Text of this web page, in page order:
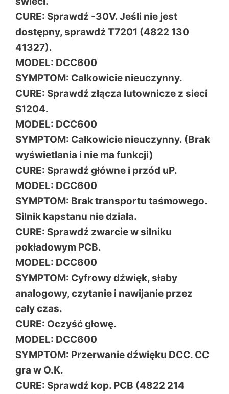
CURE: Sprawdź -30V. Jeśli nie jest
dostępny, sprawdź T7201 (4822 130
41327).
MODEL: DCC600
SYMPTOM: Całkowicie nieuczynny.
CURE: Sprawdź złącza lutownicze z sieci
S1204.
MODEL: DCC600
SYMPTOM: Całkowicie nieuczynny. (Brak
wyświetlania i nie ma funkcji)
CURE: Sprawdź główne i przód uP.
MODEL: DCC600
SYMPTOM: Brak transportu taśmowego.
Silnik kapstanu nie działa.
CURE: Sprawdź zwarcie w silniku
pokładowym PCB.
MODEL: DCC600
SYMPTOM: Cyfrowy dźwięk, słaby
analogowy, czytanie i nawijanie przez
cały czas.
CURE: Oczyść głowę.
MODEL: DCC600
SYMPTOM: Przerwanie dźwięku DCC. CC
gra w O.K.
CURE: Sprawdź kop. PCB (4822 214